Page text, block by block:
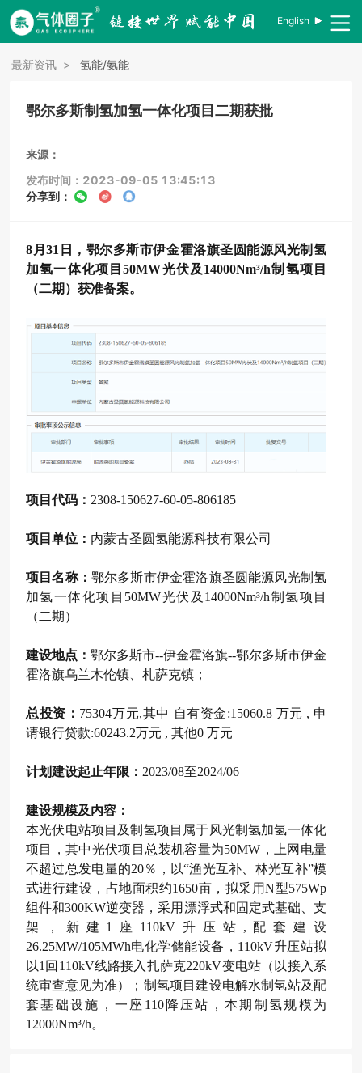
English
最新资讯 > 氢能/氨能
鄂尔多斯制氢加氢一体化项目二期获批
来源：
发布时间：2023-09-05 13:45:13
分享到：
8月31日，鄂尔多斯市伊金霍洛旗圣圆能源风光制氢
加氢一体化项目50MW光伏及14000Nm³/h制氢项目
（二期）获准备案。
项目代码： 2308-150627-60-05-806185
项目单位： 内蒙古圣圆氢能源科技有限公司
项目名称： 鄂尔多斯市伊金霍洛旗圣圆能源风光制氢
加氢一体化项目50MW光伏及14000Nm³/h制氢项目
（二期）
建设地点： 鄂尔多斯市--伊金霍洛旗--鄂尔多斯市伊金
霍洛旗乌兰木伦镇、札萨克镇；
总投资： 75304万元,其中 自有资金:15060.8 万元 , 申
请银行贷款:60243.2万元 , 其他0 万元
计划建设起止年限： 2023/08至2024/06
建设规模及内容：
本光伏电站项目及制氢项目属于风光制氢加氢一体化
项目，其中光伏项目总装机容量为50MW，上网电量
不超过总发电量的20％，以“渔光互补、林光互补”模
式进行建设，占地面积约1650亩，拟采用N型575Wp
组件和300KW逆变器，采用漂浮式和固定式基础、支
架，新建1座110kV升压站,配套建设
26.25MW/105MWh电化学储能设备，110kV升压站拟
以1回110kV线路接入扎萨克220kV变电站（以接入系
统审查意见为准）；制氢项目建设电解水制氢站及配
套基础设施，一座110降压站，本期制氢规模为
12000Nm³/h。